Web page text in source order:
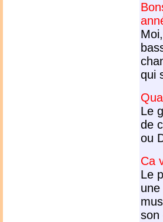
qui
Le
de
ou
Ca
Le
son